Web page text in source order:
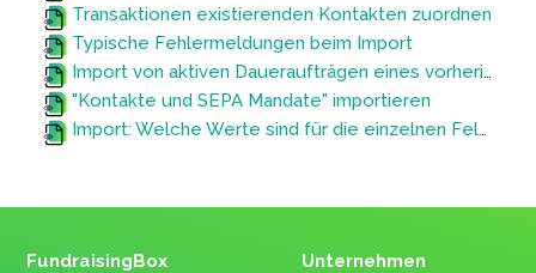
Transaktionen existierenden Kontakten zuordnen
Typische Fehlermeldungen beim Import
Import von aktiven Daueraufträgen eines vorherigen Systems (Wechsel zum FundraisingBox CRM)
"Kontakte und SEPA Mandate" importieren
Import: Welche Werte sind für die einzelnen Felder erlaubt?
FundraisingBox
Unternehmen